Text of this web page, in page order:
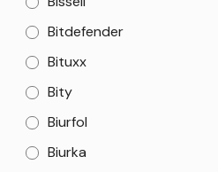
Bitdefender
Bituxx
Bity
Biurfol
Biurka